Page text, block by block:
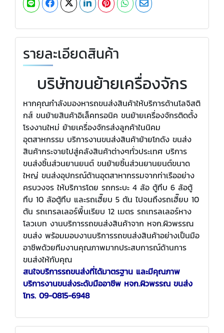
รายละเอียดสินค้า
บริษัทขนย้ายเครื่องจักร
หากคุณกำลังมองหารถขนส่งสินค้าให้บริการด้านโลจิสติ
กส์ ขนย้ายสินค้าอิเล็คทรอนิค ขนย้ายเครื่องจักรติดตั้ง
โรงงานใหม่ ย้ายเครื่องจักรส่งลูกค้าในนิคม
อุตสาหกรรม บริการงานขนส่งสินค้าย้ายโกดัง ขนส่ง
สินค้ากระจายไปสู่คลังสินค้าต่างๆทั่วประเทศ บริการ
ขนส่งชิ้นส่วนยานยนต์ ขนย้ายชิ้นส่วนยานยนต์ขนาด
ใหญ่ ขนส่งอุปกรณ์ด้านอุตสาหากรรมจากท่าเรืออย่าง
ครบวงจร ให้บริการโดย รถกระบะ 4 ล้อ ตู้ทึบ 6 ล้อตู้
ทึบ 10 ล้อตู้ทึบ และรถเฮี๊ยบ 5 ตัน ไปจนถึงรถเฮี๊ยบ 10
ตัน รถเทรลเลอร์พื้นเรียบ 12 เมตร รถเทรลเลอร์หาง
โลวเบท งานบริการรถขนส่งสินค้าจาก หจก.ผิวพรรณ
ขนส่ง พร้อมมอบงานบริการรถขนส่งสินค้าอย่างเป็นมือ
อาชีพด้วยทีมงานคุณภาพมากประสบการณ์ด้านการ
ขนส่ง­ให้กับคุณ
สนใจบริการรถขนส่งที่ได้มาตรฐาน และมีคุณภาพ
บริการงานขนส่งระดับมืออาชีพ หจก.ผิวพรรณ ขนส่ง
โทร. 09-0815-6948